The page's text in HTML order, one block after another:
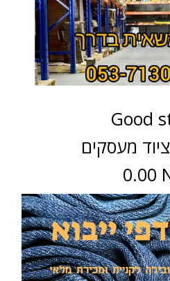
Good
מעסקים
0.00